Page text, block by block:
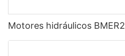
Motores hidráulicos BMER2